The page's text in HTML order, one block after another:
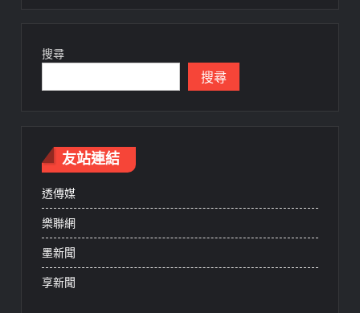
搜尋
搜尋
友站連結
透傳媒
樂聯網
墨新聞
享新聞